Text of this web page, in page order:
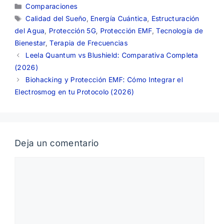
Categorías
Comparaciones
Etiquetas
Calidad del Sueño, Energía Cuántica, Estructuración
del Agua, Protección 5G, Protección EMF,Tecnología de
Bienestar,Terapia de Frecuencias
Leela Quantum vs Blushield: Comparativa Completa
(2026)
Biohacking y Protección EMF: Cómo Integrar el
Electrosmog en tu Protocolo (2026)
Deja un comentario